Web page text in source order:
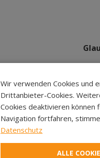
Wir verwenden Cookies und
Drittanbieter-Cookies.
Cookies deaktivieren können
Navigation fortfahren,
Datenschutz
ALLE